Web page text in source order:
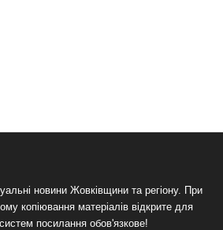
новини Жовківщини та регіону. При
копіювання матеріалів відкрите для
посилання обов'язкове!